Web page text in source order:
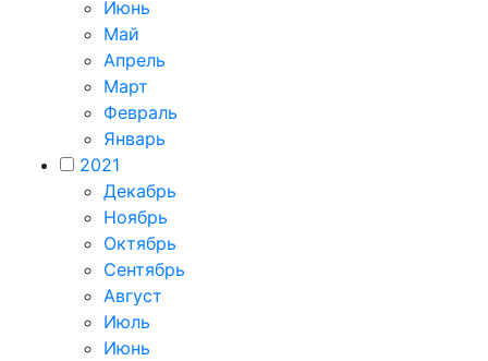
Июнь
Май
Апрель
Март
Февраль
Январь
2021
Декабрь
Ноябрь
Октябрь
Сентябрь
Август
Июль
Июнь